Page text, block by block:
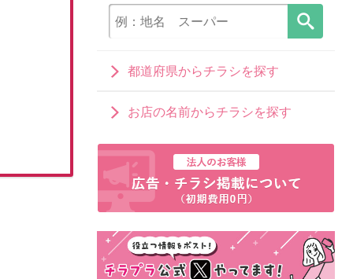
都道府県からチラシを探す
お店の名前からチラシを探す